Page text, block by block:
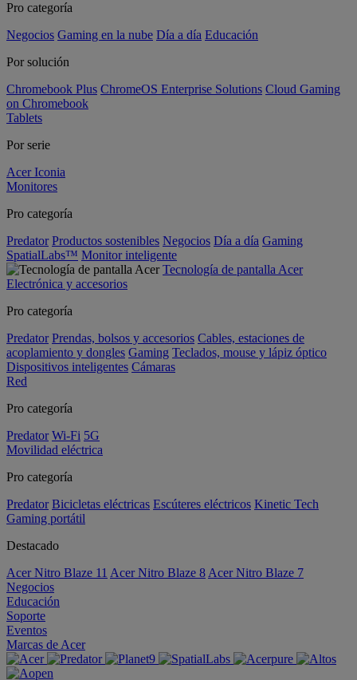
Pro categoría
Negocios Gaming en la nube Día a día Educación
Por solución
Chromebook Plus ChromeOS Enterprise Solutions Cloud Gaming
on Chromebook
Tablets
Por serie
Acer Iconia
Monitores
Pro categoría
Predator Productos sostenibles Negocios Día a día Gaming
SpatialLabs™ Monitor inteligente
Tecnología de pantalla Acer
Electrónica y accesorios
Pro categoría
Predator Prendas, bolsos y accesorios Cables, estaciones de
acoplamiento y dongles Gaming Teclados, mouse y lápiz óptico
Dispositivos inteligentes Cámaras
Red
Pro categoría
Predator Wi-Fi 5G
Movilidad eléctrica
Pro categoría
Predator Bicicletas eléctricas Escúteres eléctricos Kinetic Tech
Gaming portátil
Destacado
Acer Nitro Blaze 11 Acer Nitro Blaze 8 Acer Nitro Blaze 7
Negocios
Educación
Soporte
Eventos
Marcas de Acer